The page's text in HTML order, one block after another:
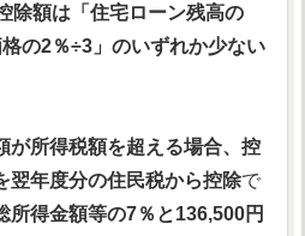
除額は「住宅ローン残高の
の2％÷3」のいずれか少ない
が所得税額を超える場合、控
翌年度分の住民税から控除で
所得金額等の7％と136,500円